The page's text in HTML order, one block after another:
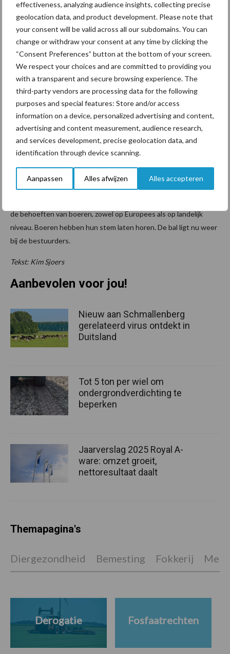
effectiveness, analyzing audience insights, collecting precise
geolocation data, and product development. Please note that
your consent will be valid across all our subdomains. You can
change or withdraw your consent at any time by clicking the
“Consent Preferences” button at the bottom of your screen.
We respect your choices and are committed to providing you
with a transparent and secure browsing experience. The
third-party vendors are processing data for the following
purposes and special features: Store and/or access
information on a device, personalized advertising and content,
advertising and content measurement, audience research,
and services development, precise geolocation data, and
identification through device scanning.
Aanpassen Alles afwijzen Alles accepteren
tegen stikstofmaatregelen. Er is nog een ander punt dat
Belgische en Nederlandse boeren verbindt: de strenge
bemestingsregels. Daarom protesteerden ze onlangs samen bij
de grens tussen beide landen. Het resultaat is dat deze
hebben gekregen.
Wat leveren al deze boerenprotesten
op?
Het verschilt per land in hoeverre de overheid direct inspeelt op
Al deze boeren gaan met een overkoepelend doel de straat op:
de behoeften van boeren, zowel op Europees als op landelijk
niveau. Boeren hebben hun stem laten horen. De bal ligt nu weer
bij de bestuurders.
Tekst: Kim Sjoers
Aanbevolen voor jou!
Nieuw aan Schmallenberg
gerelateerd virus ontdekt in
Duitsland
Tot 5 ton per wiel om
ondergrondverdichting te
beperken
Jaarverslag 2025 Royal A-
ware: omzet groeit,
nettoresultaat daalt
Themapagina's
Diergezondheid Bemesting Fokkerij
Derogatie Fosfaatrechten